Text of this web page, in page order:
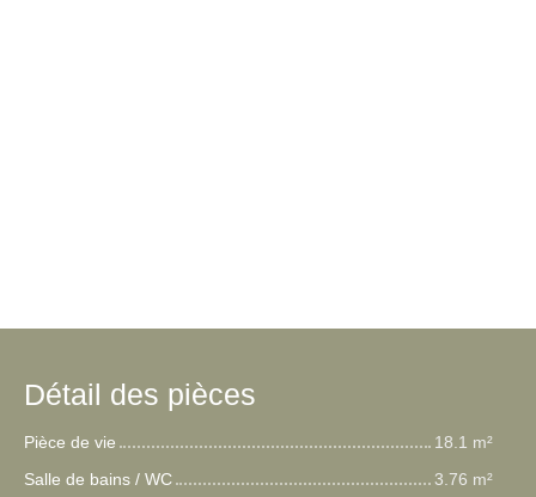
Détail des pièces
Pièce de vie
18.1 m²
Salle de bains / WC
3.76 m²